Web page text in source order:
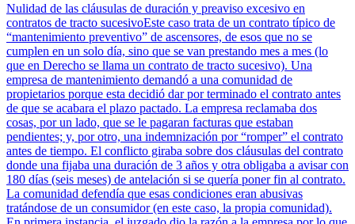
Nulidad de las cláusulas de duración y preaviso excesivo en
contratos de tracto sucesivoEste caso trata de un contrato típico de
“mantenimiento preventivo” de ascensores, de esos que no se
cumplen en un solo día, sino que se van prestando mes a mes (lo
que en Derecho se llama un contrato de tracto sucesivo). Una
empresa de mantenimiento demandó a una comunidad de
propietarios porque esta decidió dar por terminado el contrato antes
de que se acabara el plazo pactado. La empresa reclamaba dos
cosas, por un lado, que se le pagaran facturas que estaban
pendientes; y, por otro, una indemnización por “romper” el contrato
antes de tiempo. El conflicto giraba sobre dos cláusulas del contrato
donde una fijaba una duración de 3 años y otra obligaba a avisar con
180 días (seis meses) de antelación si se quería poner fin al contrato.
La comunidad defendía que esas condiciones eran abusivas
tratándose de un consumidor (en este caso, la propia comunidad).